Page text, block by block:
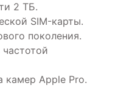
2 ТБ.
SIM-карты.
поколения.
камер Apple Pro.